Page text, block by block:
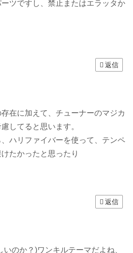
ツですし、禁止またはエラッタか
返信
在に加えて、チューナーのマジカ
してると思います。
ハリファイバーを使って、テンペ
たかったと思ったり
返信
のか？)ワンキルテーマだよね、